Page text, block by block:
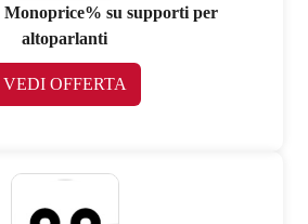
Monoprice% su supporti per
altoparlanti
VEDI OFFERTA